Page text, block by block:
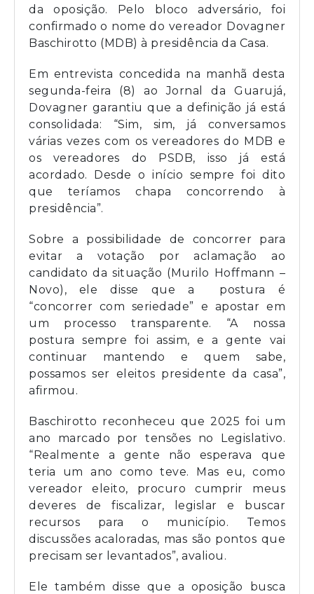
da oposição. Pelo bloco adversário, foi
confirmado o nome do vereador Dovagner
Baschirotto (MDB) à presidência da Casa.
Em entrevista concedida na manhã desta
segunda-feira (8) aoJornal da Guarujá,
Dovagner garantiu que a definição já está
consolidada: “Sim, sim, já conversamos
várias vezes com os vereadores do MDB e
os vereadores do PSDB, isso já está
acordado. Desde o início sempre foi dito
que teríamos chapa concorrendo à
presidência”.
Sobre a possibilidade de concorrer para
evitar a votação por aclamação ao
candidato da situação (Murilo Hoffmann –
Novo), ele disse que a postura é
“concorrer com seriedade” e apostar em
um processo transparente. “A nossa
postura sempre foi assim, e a gente vai
continuar mantendo e quem sabe,
possamos ser eleitos presidente da casa”,
afirmou.
Baschirotto reconheceu que 2025 foi um
ano marcado por tensões no Legislativo.
“Realmente a gente não esperava que
teria um ano como teve. Mas eu, como
vereador eleito, procuro cumprir meus
deveres de fiscalizar, legislar e buscar
recursos para o município. Temos
discussões acaloradas, mas são pontos que
precisam ser levantados”, avaliou.
Ele também disse que a oposição busca